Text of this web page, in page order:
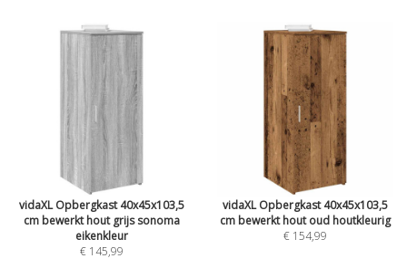
vidaXL Opbergkast 40x45x103,5
cm bewerkt hout grijs sonoma
eikenkleur
€ 145,99
vidaXL Opbergkast 40x45x103,5
cm bewerkt hout oud houtkleurig
€ 154,99